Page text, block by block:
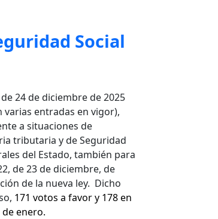
Social
24 de diciembre de 2025
varias entradas en vigor),
a situaciones de
tributaria y de Seguridad
del Estado, también para
de 23 de diciembre, de
de la nueva ley. Dicho
171 votos a favor y 178 en
de enero.